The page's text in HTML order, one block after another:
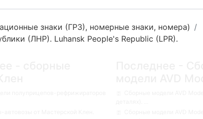
знаки (ГРЗ), номерные знаки, номера)
(ЛНР). Luhansk People's Republic (LPR).